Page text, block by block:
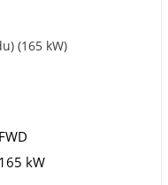
(165 kW)
FWD
165 kW